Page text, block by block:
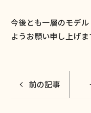
今後とも一層のモデ
ようお願い申し上げま
前の記事